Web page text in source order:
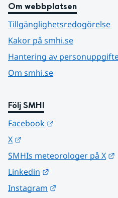
Om webbplatsen
Tillgänglighetsredogörelse
Kakor på smhi.se
Hantering av
Om smhi.se
Följ SMHI
Facebook
X
SMHIs meteorologer på X
Linkedin
Instagram